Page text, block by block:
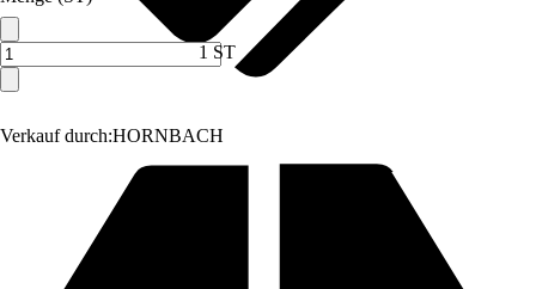
Verkauf durch:HORNBACH
1 ST